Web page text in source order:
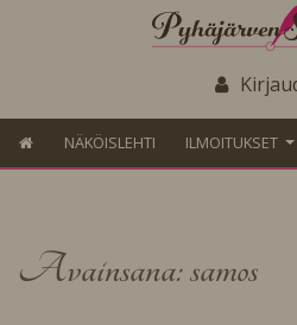
NÄKÖISLEHTI ILMOITUKSET
Avainsana: samos